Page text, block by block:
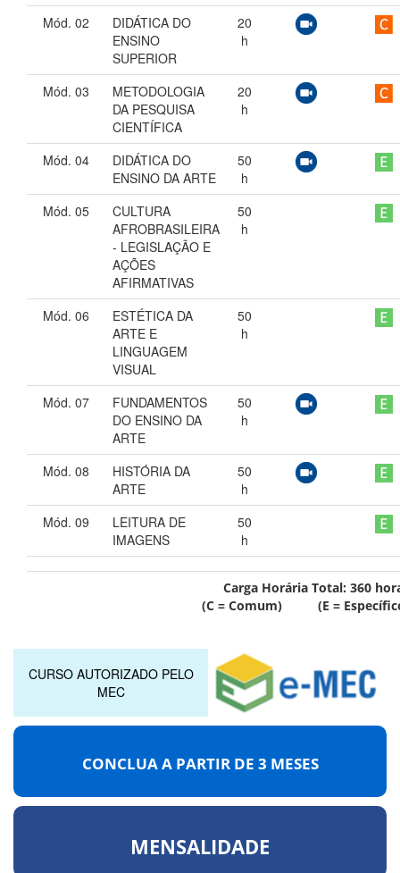
Mód. 02
DIDÁTICA DO
ENSINO
SUPERIOR
20
h
Mód. 03
METODOLOGIA
DA PESQUISA
CIENTÍFICA
20
h
Mód. 04
DIDÁTICA DO
ENSINO DA ARTE
50
h
Mód. 05
CULTURA
AFROBRASILEIRA
- LEGISLAÇÃO E
AÇÕES
AFIRMATIVAS
50
h
Mód. 06
ESTÉTICA DA
ARTE E
LINGUAGEM
VISUAL
50
h
Mód. 07
FUNDAMENTOS
DO ENSINO DA
ARTE
50
h
Mód. 08
HISTÓRIA DA
ARTE
50
h
Mód. 09
LEITURA DE
IMAGENS
50
h
Carga Horária Total: 360
(C = Comum) (E =
CURSO AUTORIZADO PELO
MEC
CONCLUA A PARTIR DE 3 MESES
MENSALIDADE